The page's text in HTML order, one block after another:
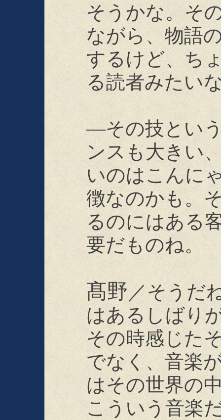
そうかな。そ
ながら、物語
するけど、ち
る読者みたい
―その技とい
ンスも大きい
いのはこんに
徴なのかも。
るのにはある
要だものね。
髙野 ／そうだ
はあるしばり
その時感じた
でなく、音楽
はその世界の
こういう音楽